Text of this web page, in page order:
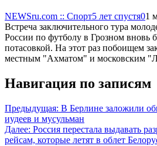
NEWSru.com :: Спорт5 лет спустя01
Встреча заключительного тура
России по футболу в Грозном вновь
потасовкой. На этот раз побоищем
местным "Ахматом" и московским
Навигация по записям
Предыдущая: В Берлине заложили
иудеев и мусульман
Далее: Россия перестала выдавать
рейсам, которые летят в облет